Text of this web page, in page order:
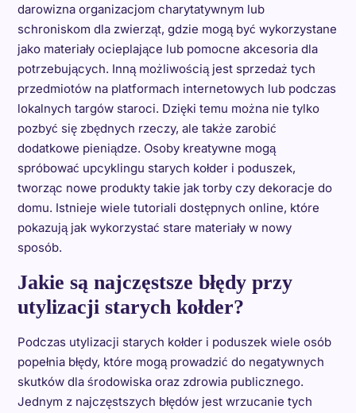
darowizna organizacjom charytatywnym lub
schroniskom dla zwierząt, gdzie mogą być wykorzystane
jako materiały ocieplające lub pomocne akcesoria dla
potrzebujących. Inną możliwością jest sprzedaż tych
przedmiotów na platformach internetowych lub podczas
lokalnych targów staroci. Dzięki temu można nie tylko
pozbyć się zbędnych rzeczy, ale także zarobić
dodatkowe pieniądze. Osoby kreatywne mogą
spróbować upcyklingu starych kołder i poduszek,
tworząc nowe produkty takie jak torby czy dekoracje do
domu. Istnieje wiele tutoriali dostępnych online, które
pokazują jak wykorzystać stare materiały w nowy
sposób.
Jakie są najczęstsze błędy przy
utylizacji starych kołder?
Podczas utylizacji starych kołder i poduszek wiele osób
popełnia błędy, które mogą prowadzić do negatywnych
skutków dla środowiska oraz zdrowia publicznego.
Jednym z najczęstszych błędów jest wrzucanie tych